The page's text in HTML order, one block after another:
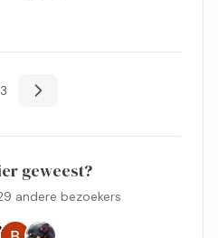
geweest?
andere bezoekers